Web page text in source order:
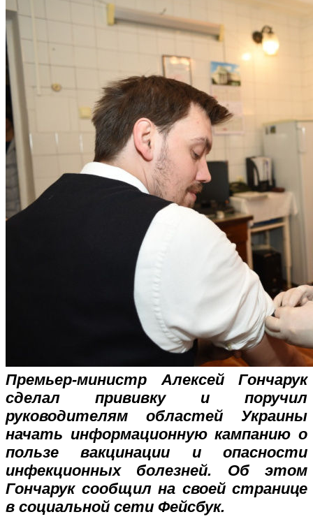
Премьер-министр Алексей Гончарук
сделал прививку и поручил
руководителям областей Украины
начать информационную кампанию о
пользе вакцинации и опасности
инфекционных болезней. Об этом
Гончарук сообщил на своей странице
в социальной сети Фейсбук.